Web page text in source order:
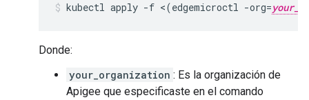
kubectl apply -f <(edgemicroctl -org=
Donde:
your_organization : Es la organización de
Apigee que especificaste en el comando